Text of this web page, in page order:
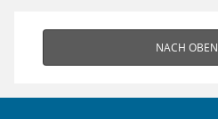
NACH OBEN